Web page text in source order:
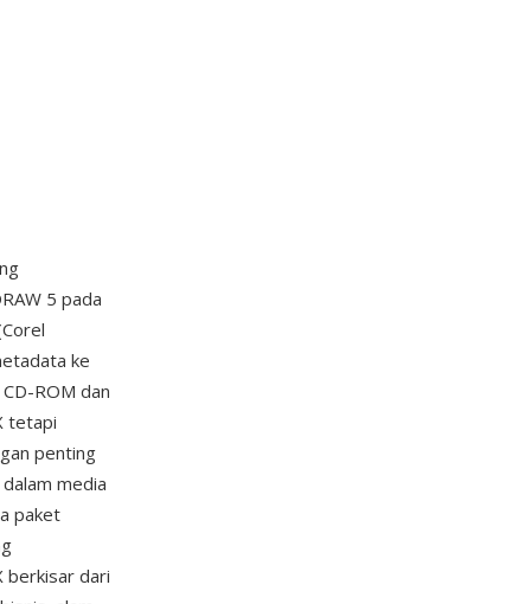
5 pada
ke
ROM dan
tetapi
penting
media
paket
berkisar dari